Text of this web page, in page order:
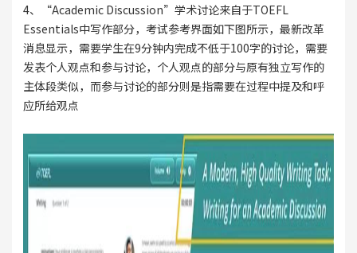
4、“Academic Discussion”学术讨论来自于TOEFL
Essentials中写作部分，考试参考界面如下图所示，最新改革
消息显示，需要学生在9分钟内完成不低于100字的讨论，需要
发表个人观点和参与讨论，个人观点的部分与原有独立写作的
主体段类似，而参与讨论的部分则是指需要在过程中提及和呼
应所给观点